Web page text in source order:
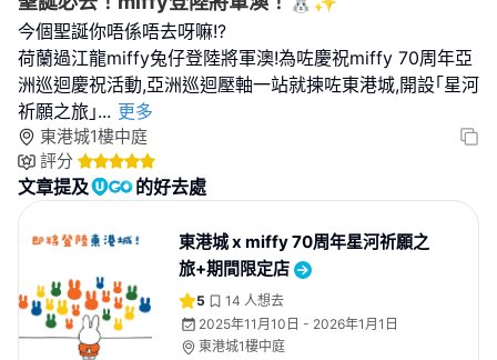
今個聖誕你唔係唔去呀嘛!?
荷蘭過江龍miffy兔仔登陸將軍澳!為咗慶祝miffy 70周年亞
洲巡迴慶祝活動,亞洲巡迴壓軸一站就揀咗東港城,開設｢星河
祈願之旅｣... 更多
東港城1樓中庭
評分
文章提及 的好去處
東港城 x miffy 70周年星河祈願之
旅+期間限定店
5 14 人想去
2025年11月10日 - 2026年1月1日
東港城1樓中庭